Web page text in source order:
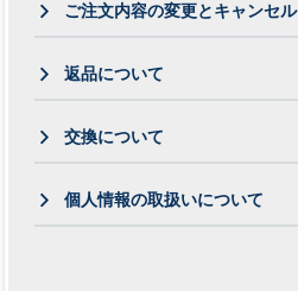
ご注文内容の変更とキャンセル
返品について
交換について
個人情報の取扱いについて